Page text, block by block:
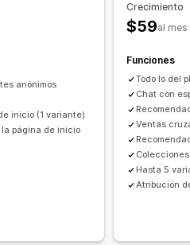
Recomendaciones de IA
Tasas de conversión
anónimos
inicio (1 variante)
página de inicio
Crecimiento
$59al mes
Funciones
Todo lo del
Chat con
Ventas
Hasta 5
Atribución